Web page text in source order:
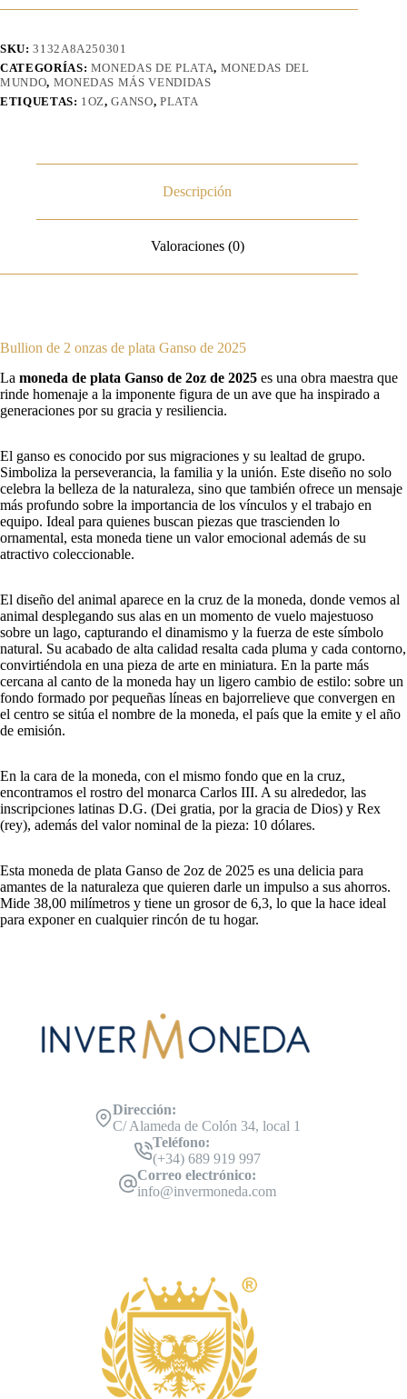
SKU:3132A8A250301
CATEGORÍAS: MONEDAS DE PLATA, MONEDAS DEL
MUNDO, MONEDAS MÁS VENDIDAS
ETIQUETAS: 1OZ,GANSO, PLATA
Descripción
Valoraciones (0)
Bullion de 2 onzas de plata Ganso de 2025
La moneda de plata Ganso de 2oz de 2025 es una obra maestra que
rinde homenaje a la imponente figura de un ave que ha inspirado a
generaciones por su gracia y resiliencia.
El ganso es conocido por sus migraciones y su lealtad de grupo.
Simboliza la perseverancia, la familia y la unión. Este diseño no solo
celebra la belleza de la naturaleza, sino que también ofrece un mensaje
más profundo sobre la importancia de los vínculos y el trabajo en
equipo. Ideal para quienes buscan piezas que trascienden lo
ornamental, esta moneda tiene un valor emocional además de su
atractivo coleccionable.
El diseño del animal aparece en la cruz de la moneda, donde vemos al
animal desplegando sus alas en un momento de vuelo majestuoso
sobre un lago, capturando el dinamismo y la fuerza de este símbolo
natural. Su acabado de alta calidad resalta cada pluma y cada contorno,
convirtiéndola en una pieza de arte en miniatura. En la parte más
cercana al canto de la moneda hay un ligero cambio de estilo: sobre un
fondo formado por pequeñas líneas en bajorrelieve que convergen en
el centro se sitúa el nombre de la moneda, el país que la emite y el año
de emisión.
En la cara de la moneda, con el mismo fondo que en la cruz,
encontramos el rostro del monarca Carlos III. A su alrededor, las
inscripciones latinas D.G. (Dei gratia, por la gracia de Dios) y Rex
(rey), además del valor nominal de la pieza: 10 dólares.
Esta moneda de plata Ganso de 2oz de 2025 es una delicia para
amantes de la naturaleza que quieren darle un impulso a sus ahorros.
Mide 38,00 milímetros y tiene un grosor de 6,3, lo que la hace ideal
para exponer en cualquier rincón de tu hogar.
Dirección:
C/ Alameda de Colón 34, local 1
Teléfono:
(+34) 689 919 997
Correo electrónico:
info@invermoneda.com